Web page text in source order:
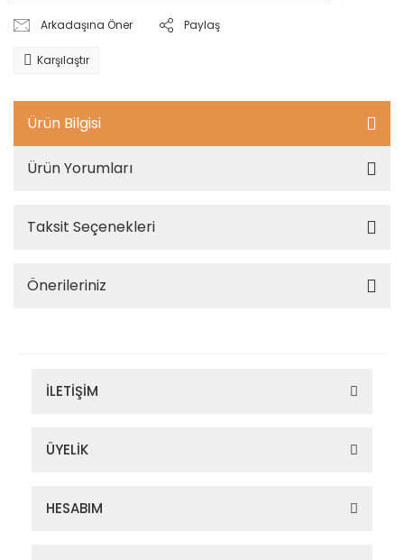
Arkadaşına Öner Paylaş
Karşılaştır
Ürün Bilgisi
Ürün Yorumları
Taksit Seçenekleri
Önerileriniz
İLETİŞİM
ÜYELİK
HESABIM